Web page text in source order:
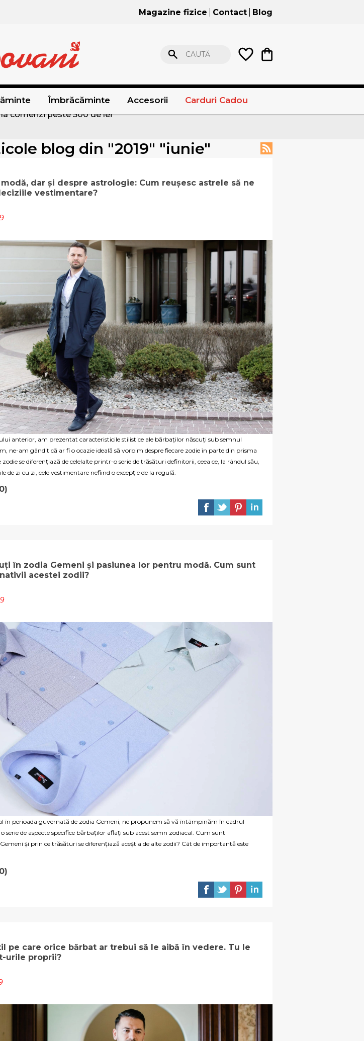
Magazine fizice Contact Blog
CAUTĂ
Îmbrăcăminte Accesorii Carduri Cadou
comenzi peste 500 de lei
blog din "2019" "iunie"
dar și despre astrologie: Cum reușesc astrele să ne
vestimentare?
anterior, am prezentat caracteristicile stilistice ale bărbaților născuți sub semnul
ne-am gândit că ar fi o ocazie ideală să vorbim despre fiecare zodie în parte din prisma
zodie se diferențiază de celelalte printr-o serie de trăsături definitorii, ceea ce, la rândul său,
de zi cu zi, cele vestimentare nefiind o excepție de la regulă.
în zodia Gemeni și pasiunea lor pentru modă. Cum sunt
acestei zodii?
în perioada guvernată de zodia Gemeni, ne propunem să vă întâmpinăm în cadrul
serie de aspecte specifice bărbaților aflați sub acest semn zodiacal. Cum sunt
și prin ce trăsături se diferențiază aceștia de alte zodii? Cât de importantă este
pe care orice bărbat ar trebui să le aibă în vedere. Tu le
urile proprii?